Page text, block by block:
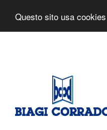
Questo sito usa